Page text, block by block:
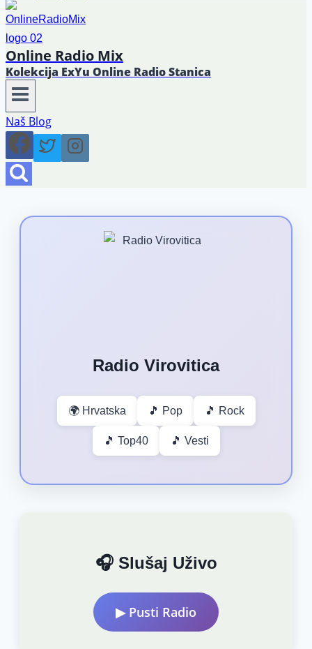
Online Radio Mix
Kolekcija ExYu Online Radio Stanica
Naš Blog
Radio Virovitica
🌍 Hrvatska 🎵 Pop 🎵 Rock
🎵 Top40 🎵 Vesti
🎧 Slušaj Uživo
▶ Pusti Radio